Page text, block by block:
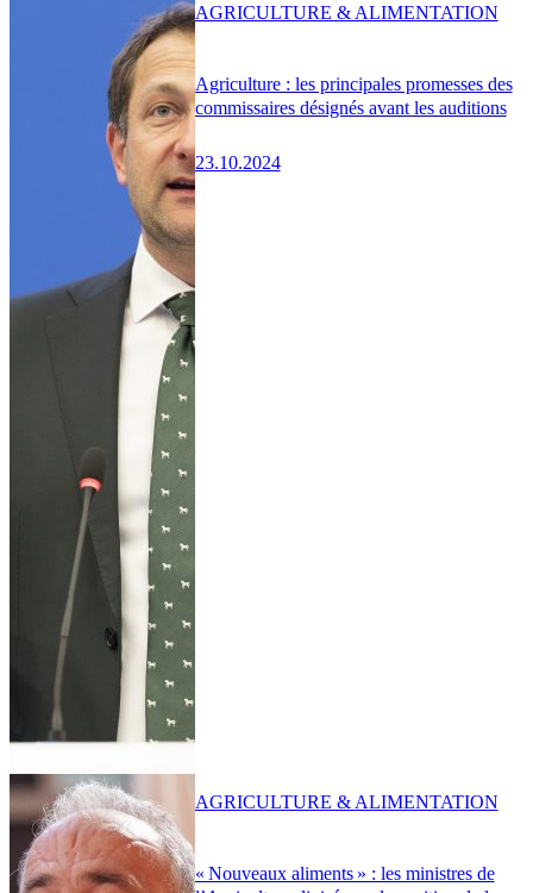
Agriculture : les principales promesses des
commissaires désignés avant les auditions
23.10.2024
AGRICULTURE & ALIMENTATION
« Nouveaux aliments » : les ministres de
AGRICULTURE & ALIMENTATION